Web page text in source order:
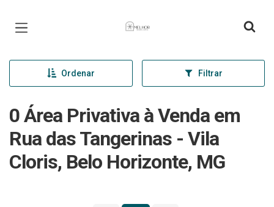
Página inicial
Ordenar Filtrar
0 Área Privativa à Venda em
Rua das Tangerinas - Vila
Cloris, Belo Horizonte, MG